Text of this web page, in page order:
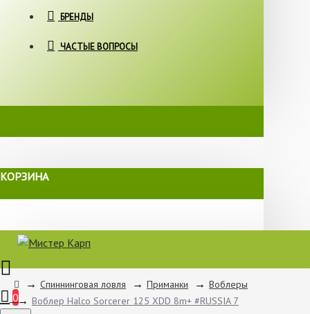
БРЕНДЫ
ЧАСТЫЕ ВОПРОСЫ
КОРЗИНА
0
Спиннинговая ловля Приманки
Воблеры
Воблер Halco Sorcerer 125 XDD 8m+ #RUSSIA 7